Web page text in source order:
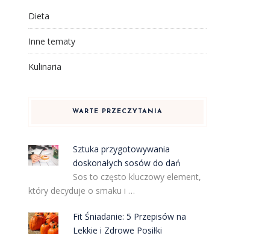
Dieta
Inne tematy
Kulinaria
WARTE PRZECZYTANIA
Sztuka przygotowywania
doskonałych sosów do dań
Sos to często kluczowy element,
który decyduje o smaku i …
Fit Śniadanie: 5 Przepisów na
Lekkie i Zdrowe Posiłki